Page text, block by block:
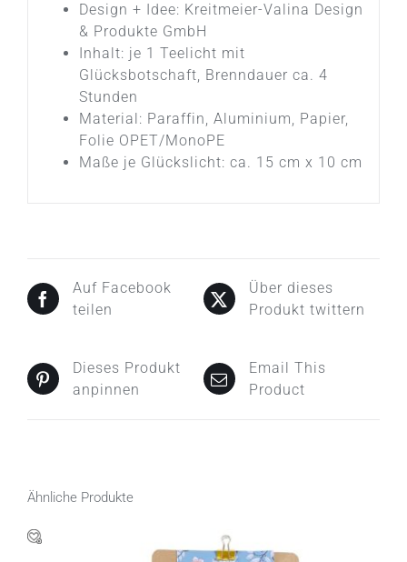
Design + Idee: Kreitmeier-Valina Design
& Produkte GmbH
Inhalt: je 1 Teelicht mit
Glücksbotschaft, Brenndauer ca. 4
Stunden
Material: Paraffin, Aluminium, Papier,
Folie OPET/MonoPE
Maße je Glückslicht: ca. 15 cm x 10 cm
Auf Facebook
teilen
Über dieses
Produkt twittern
Dieses Produkt
anpinnen
Email This
Product
Ähnliche Produkte